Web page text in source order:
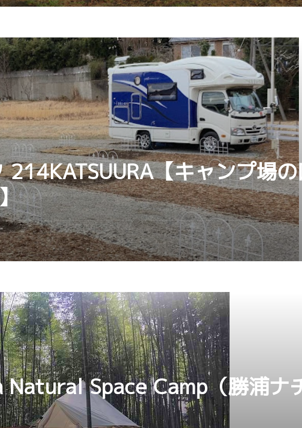
214KATSUURA【キャンプ場
Space Camp（勝浦ナ